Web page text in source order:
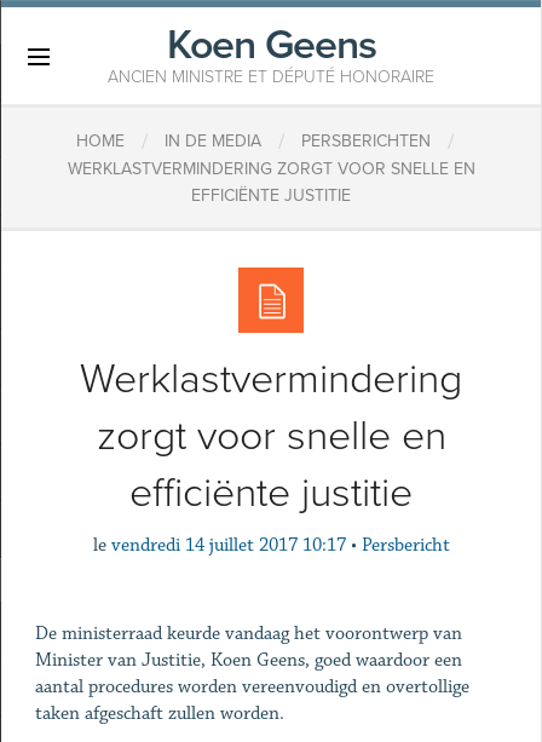
Koen Geens
ANCIEN MINISTRE ET DÉPUTÉ HONORAIRE
HOME / IN DE MEDIA / PERSBERICHTEN /
WERKLASTVERMINDERING ZORGT VOOR SNELLE EN
EFFICIËNTE JUSTITIE
Werklastvermindering
zorgt voor snelle en
efficiënte justitie
le vendredi 14 juillet 2017 10:17 • Persbericht
De ministerraad keurde vandaag het voorontwerp van
Minister van Justitie, Koen Geens, goed waardoor een
aantal procedures worden vereenvoudigd en overtollige
taken afgeschaft zullen worden.